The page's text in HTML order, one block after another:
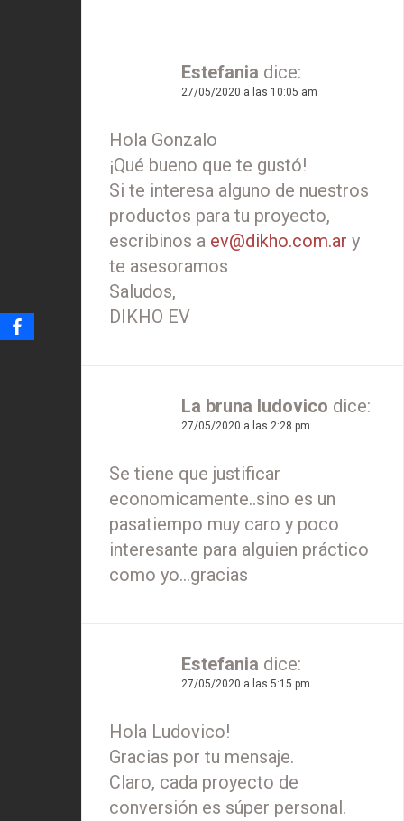
Estefania dice:
27/05/2020 a las 10:05 am
Hola Gonzalo
¡Qué bueno que te gustó!
Si te interesa alguno de nuestros
productos para tu proyecto,
escribinos a ev@dikho.com.ar y
te asesoramos
Saludos,
DIKHO EV
La bruna ludovico dice:
27/05/2020 a las 2:28 pm
Se tiene que justificar
economicamente..sino es un
pasatiempo muy caro y poco
interesante para alguien práctico
como yo…gracias
Estefania dice:
27/05/2020 a las 5:15 pm
Hola Ludovico!
Gracias por tu mensaje.
Claro, cada proyecto de
conversión es súper personal.